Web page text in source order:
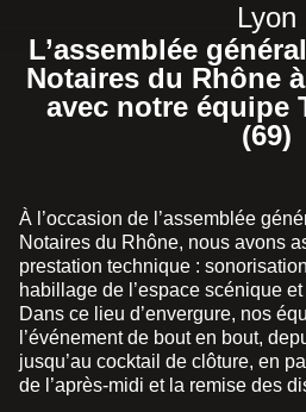
Lyon
L’assemblée
Notaires du Rhône
avec notre équipe
(69)
À l’occasion de l’assemblée
Notaires du Rhône, nous avons
prestation technique :
habillage de l’espace scénique
Dans ce lieu d’envergure, nos
l’événement de bout en bout,
jusqu’au cocktail de clôture, en
de l’après-midi et la remise des